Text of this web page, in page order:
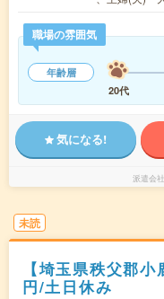
職場の雰囲気
年齢層
20代
気になる!
派遣会社
未読
【埼玉県秩父郡
円/土日休み